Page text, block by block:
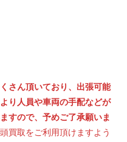
さん頂いており、出張可能
り人員や車両の手配などが
すので、予めご了承願いま
買取をご利用頂けますよう